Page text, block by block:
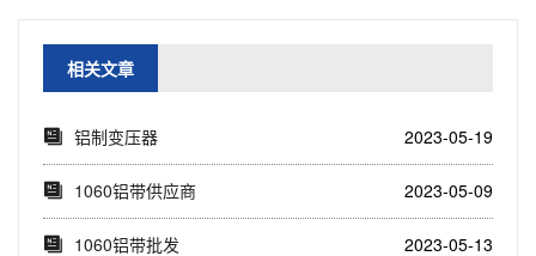
相关文章
铝制变压器 2023-05-19
1060铝带供应商 2023-05-09
1060铝带批发 2023-05-13